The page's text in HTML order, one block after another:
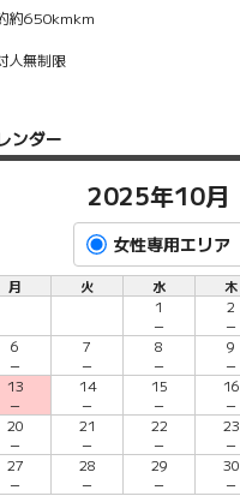
約650kmkm
人無制限
ンダー
2025年10月
女性専用エリア
月 火 水 木
1
－
2
－
6
－
7
－
8
－
9
－
13
－
14
－
15
－
16
－
20
－
21
－
22
－
23
－
27
－
28
－
29
－
30
－